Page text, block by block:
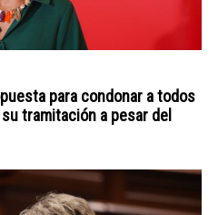
para condonar a todos
tramitación a pesar del